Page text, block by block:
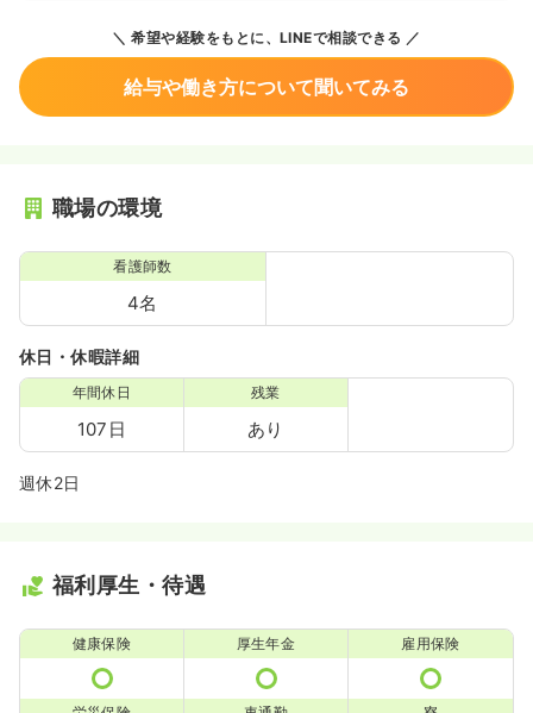
希望や経験をもとに、LINEで相談できる
給与や働き方について聞いてみる
職場の環境
看護師数
4名
休日・休暇詳細
年間休日
107日
残業
あり
週休2日
福利厚生・待遇
健康保険 厚生年金 雇用保険